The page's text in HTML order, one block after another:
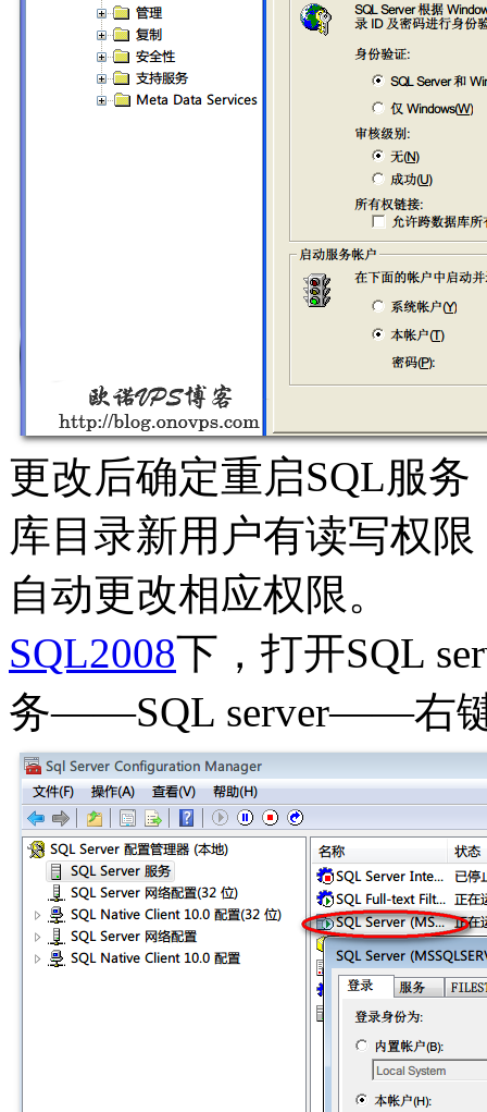
更改后确定重启SQL服
库目录新用户有读写权
自动更改相应权限。
SQL2008下，打开SQL
务——SQL server——右